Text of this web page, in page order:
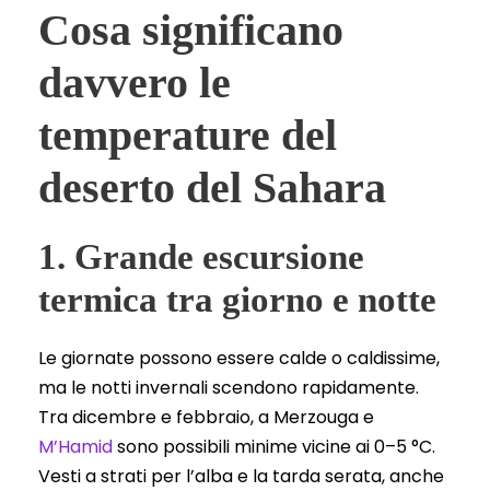
Cosa significano
davvero le
temperature del
deserto del Sahara
1. Grande escursione
termica tra giorno e notte
Le giornate possono essere calde o caldissime,
ma le notti invernali scendono rapidamente.
Tra dicembre e febbraio, a Merzouga e
M’Hamidsono possibili minime vicine ai 0–5 °C.
Vesti a strati per l’alba e la tarda serata, anche